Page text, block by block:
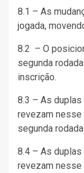
8.1 – As
jogada,
8.2 – O
segunda
inscrição.
8.3 – As
revezam nesse
segunda
8.4 – As
revezam nesse